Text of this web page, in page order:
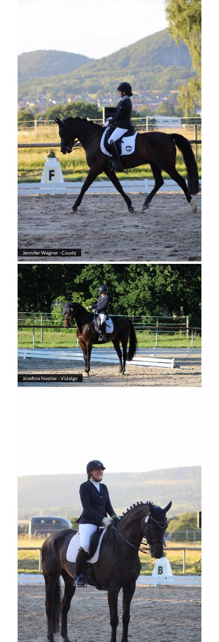
Jennifer Wagner - Coudy
Josefine Nestler - Vidalgo